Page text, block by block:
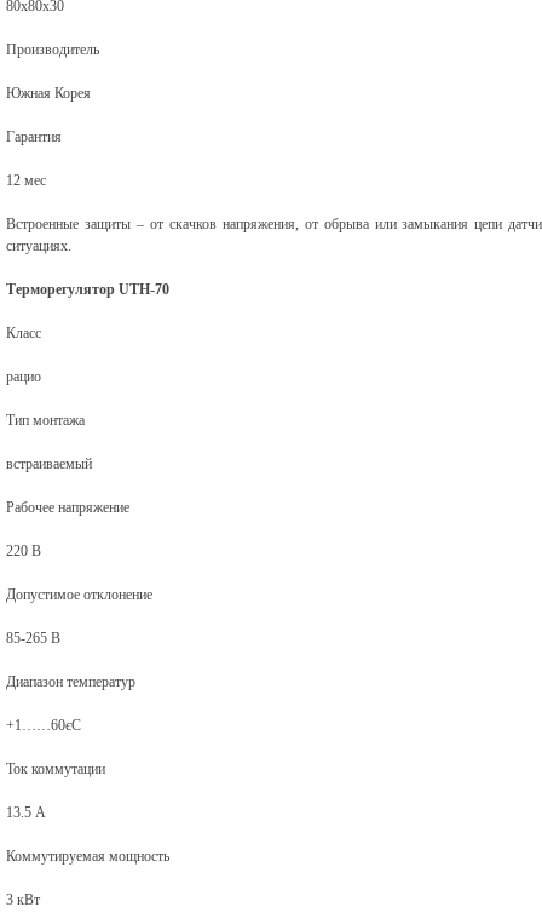
80х80х30
Производитель
Южная Корея
Гарантия
12 мес
Встроенные защиты – от скачков напряжения, от обрыва или замыкания цепи
ситуациях.
Терморегулятор UTH-70
Класс
рацио
Тип монтажа
встраиваемый
Рабочее напряжение
220 В
Допустимое отклонение
85-265 В
Диапазон температур
+1……60єС
Ток коммутации
13.5 А
Коммутируемая мощность
3 кВт